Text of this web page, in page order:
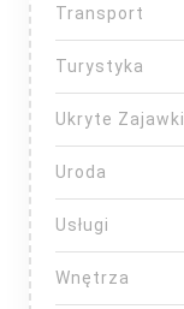
Transport
Turystyka
Ukryte Zajawki
Uroda
Usługi
Wnętrza